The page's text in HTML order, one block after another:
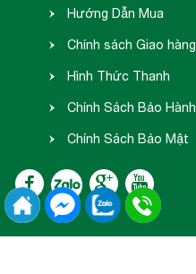
Hướng Dẫn Mua
Hàng
Chính sách Giao hàng
- Nhận hàng
Hình Thức Thanh
Toán
Chính Sách Bảo Hành
- Đổi Trả
Chính Sách Bảo Mật
Thông Tin